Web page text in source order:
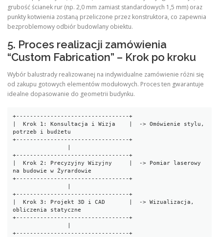
grubość ścianek rur (np. 2,0 mm zamiast standardowych 1,5 mm) oraz
punkty kotwienia zostaną przeliczone przez konstruktora, co zapewnia
bezproblemowy odbiór budowlany obiektu.
5. Proces realizacji zamówienia
“Custom Fabrication” – Krok po kroku
Wybór balustrady realizowanej na indywidualne zamówienie różni się
od zakupu gotowych elementów modułowych. Proces ten gwarantuje
idealne dopasowanie do geometrii budynku.
+---------------------------------+
|  Krok 1: Konsultacja i Wizja    |  -> Omówienie stylu,
potrzeb i budżetu
+---------------------------------+
+---------------------------------+
|  Krok 2: Precyzyjny Wizyjny     |  -> Pomiar laserowy
na budowie w Żyrardowie
+---------------------------------+
+---------------------------------+
|  Krok 3: Projekt 3D i CAD       |  -> Wizualizacja,
obliczenia statyczne
+---------------------------------+
+---------------------------------+